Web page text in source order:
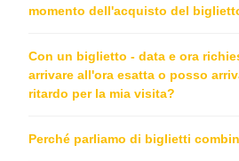
momento dell'acquisto del
Con un biglietto - data e ora
arrivare all'ora esatta o posso
ritardo per la mia visita?
Perché parliamo di biglietti